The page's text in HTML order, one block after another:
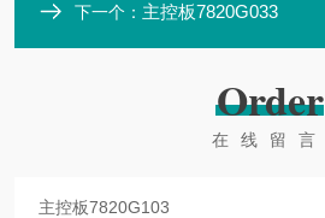
下一个： 主控板7820G033
Order
在线留言